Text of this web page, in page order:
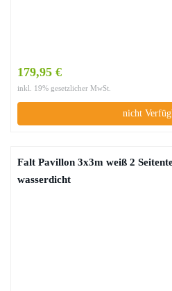
179,95 €
inkl. 19% gesetzlicher MwSt.
nicht
Falt Pavillon 3x3m weiß 2
wasserdicht